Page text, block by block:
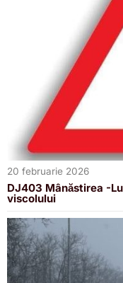
20 februarie 2026
DJ403 Mânăstirea -
viscolului